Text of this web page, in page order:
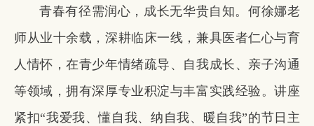
青春有径需润心，成长无华贵自知。何徐娜老
师从业十余载，深耕临床一线，兼具医者仁心与育
人情怀，在青少年情绪疏导、自我成长、亲子沟通
等领域，拥有深厚专业积淀与丰富实践经验。讲座
紧扣“我爱我、懂自我、纳自我、暖自我”的节日主